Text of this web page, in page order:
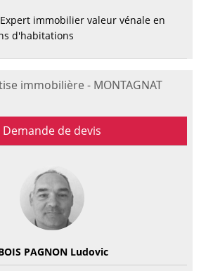
Expert immobilier valeur vénale en
d'habitations
immobilière - MONTAGNAT
Demande de devis
PAGNON Ludovic